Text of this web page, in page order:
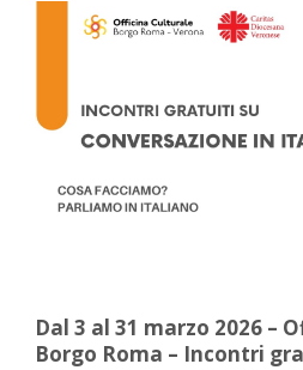
Dal 3 al 31 marzo 2026 –
Borgo Roma – Incontri